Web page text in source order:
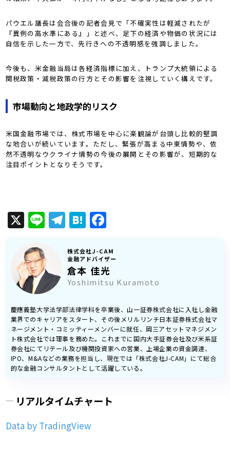
パウエル議長は会合後の記者会見で「不確実性は軽減されたが
『異例の高水準にある』」と述べ、足下の経済や物価の状況には
自信を示した一方で、先行きへの不透明感を強調しました。
今後も、米金融当局は各経済指標に加え、トランプ大統領による
関税政策・減税政策の行方とその影響を注視していく構えです。
市場動向と地政学的リスク
米国金融市場では、株式市場を中心に楽観論が台頭し比較的堅調
な地合いが続いています。ただし、緊張が高まる中東情勢や、依
然不透明なウクライナ情勢の今後の展開とその影響が、短期的な
注目ポイントとなりそうです。
X LineTelegram
Hatena
Facebook
株式会社J-CAM
金融アドバイザー
倉本 佳光
Yoshimitsu Kuramoto
慶應義塾大学法学部法律学科を卒業後、山一証券株式会社に入社し金融
業界でのキャリアをスタート、その後メリルリンチ日本証券株式会社マ
ネージメント・コミッティーメンバーに就任、岡三アセットマネジメン
ト株式会社では理事を務めた。これまでに国内大手証券会社及び米系証
券会社にてリテール及び機関投資家への営業、上場企業の資金調達、
IPO、M&Aなどの業務を担当し、現在では「株式会社J-CAM」にて総合
的な金融コンサルタントとして活躍している。
リアルタイムチャート
Data by TradingView